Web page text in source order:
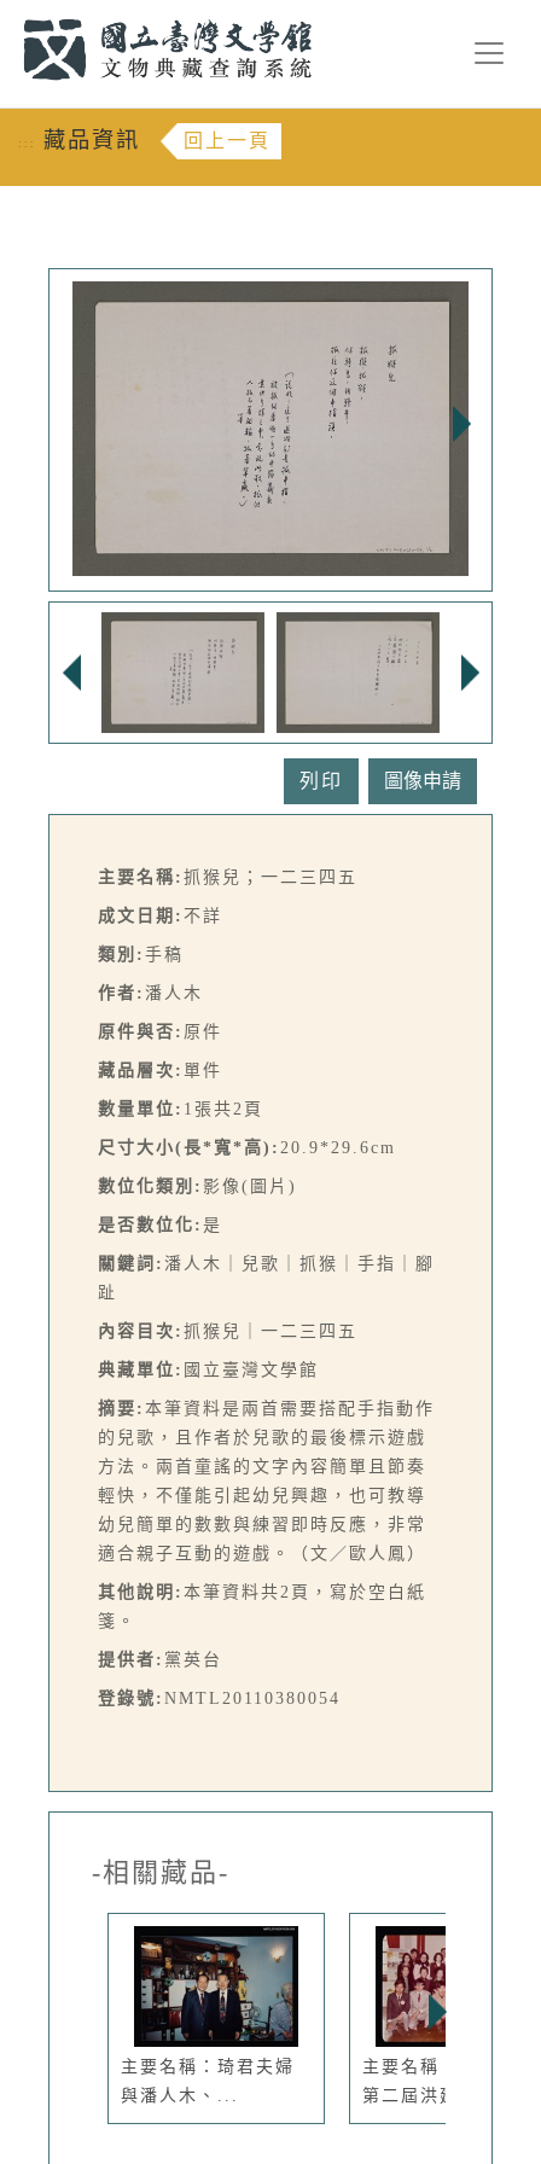
::: 藏品資訊 回上一頁
列印
主要名稱: 抓猴兒；一二三四五
成文日期: 不詳
類別: 手稿
作者: 潘人木
原件與否: 原件
藏品層次: 單件
數量單位: 1張共2頁
尺寸大小(長*寬*高): 20.9*29.6cm
數位化類別: 影像(圖片)
是否數位化: 是
關鍵詞: 潘人木｜兒歌｜抓猴｜手指｜腳
趾
內容目次: 抓猴兒｜一二三四五
典藏單位: 國立臺灣文學館
摘要: 本筆資料是兩首需要搭配手指動作
的兒歌，且作者於兒歌的最後標示遊戲
方法。兩首童謠的文字內容簡單且節奏
輕快，不僅能引起幼兒興趣，也可教導
幼兒簡單的數數與練習即時反應，非常
適合親子互動的遊戲。（文／歐人鳳）
其他說明: 本筆資料共2頁，寫於空白紙
箋。
提供者: 黨英台
登錄號: NMTL20110380054
-相關藏品-
主要名稱：琦君夫婦
與潘人木、...
主要名稱：琦君出席
第二屆洪建...